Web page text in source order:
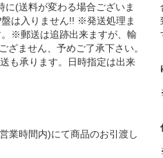
(送料が変わる場合ございま
は入りません!! ※発送処理ま
※郵送は追跡出来ますが、輸
ざません、予めご了承下さい。
も承ります。日時指定は出来
業時間内)にて商品のお引渡し